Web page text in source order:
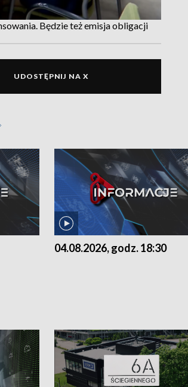
Będzie też emisja obligacji
UDOSTĘPNIJ NA X
04.08.2026, godz. 18:30